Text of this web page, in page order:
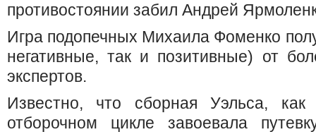
противостоянии забил Андрей
Игра подопечных Михаила Фоменко
негативные, так и позитивные) от
экспертов.
Известно, что сборная Уэльса,
отборочном цикле завоевала